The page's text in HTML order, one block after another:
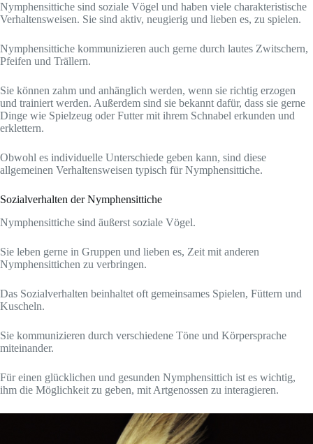
Nymphensittiche sind soziale Vögel und haben viele charakteristische
Verhaltensweisen. Sie sind aktiv, neugierig und lieben es, zu spielen.
Nymphensittiche kommunizieren auch gerne durch lautes Zwitschern,
Pfeifen und Trällern.
Sie können zahm und anhänglich werden, wenn sie richtig erzogen
und trainiert werden. Außerdem sind sie bekannt dafür, dass sie gerne
Dinge wie Spielzeug oder Futter mit ihrem Schnabel erkunden und
erklettern.
Obwohl es individuelle Unterschiede geben kann, sind diese
allgemeinen Verhaltensweisen typisch für Nymphensittiche.
Sozialverhalten der Nymphensittiche
Nymphensittiche sind äußerst soziale Vögel.
Sie leben gerne in Gruppen und lieben es, Zeit mit anderen
Nymphensittichen zu verbringen.
Das Sozialverhalten beinhaltet oft gemeinsames Spielen, Füttern und
Kuscheln.
Sie kommunizieren durch verschiedene Töne und Körpersprache
miteinander.
Für einen glücklichen und gesunden Nymphensittich ist es wichtig,
ihm die Möglichkeit zu geben, mit Artgenossen zu interagieren.